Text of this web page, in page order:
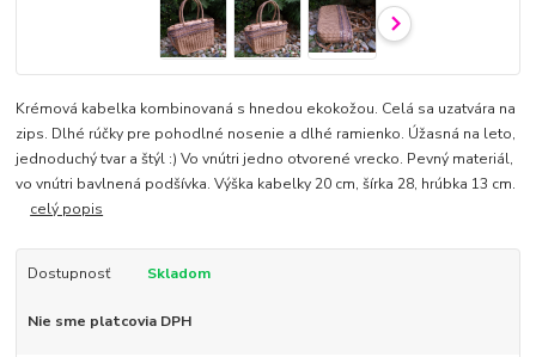
Krémová kabelka kombinovaná s hnedou ekokožou. Celá sa uzatvára na
zips. Dlhé rúčky pre pohodlné nosenie a dlhé ramienko. Úžasná na leto,
jednoduchý tvar a štýl :) Vo vnútri jedno otvorené vrecko. Pevný materiál,
vo vnútri bavlnená podšívka. Výška kabelky 20 cm, šírka 28, hrúbka 13 cm.
celý popis
Dostupnosť Skladom
Nie sme platcovia DPH